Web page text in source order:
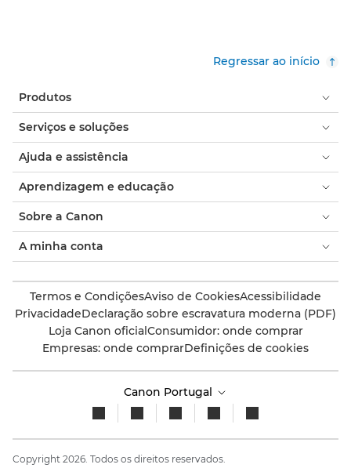
Regressar ao início
Produtos
Serviços e soluções
Ajuda e assistência
Aprendizagem e educação
Sobre a Canon
A minha conta
Termos e CondiçõesAviso de CookiesAcessibilidade
PrivacidadeDeclaração sobre escravatura moderna (PDF)
Loja Canon oficialConsumidor: onde comprar
Empresas: onde comprarDefinições de cookies
Canon Portugal
Copyright 2026. Todos os direitos reservados.